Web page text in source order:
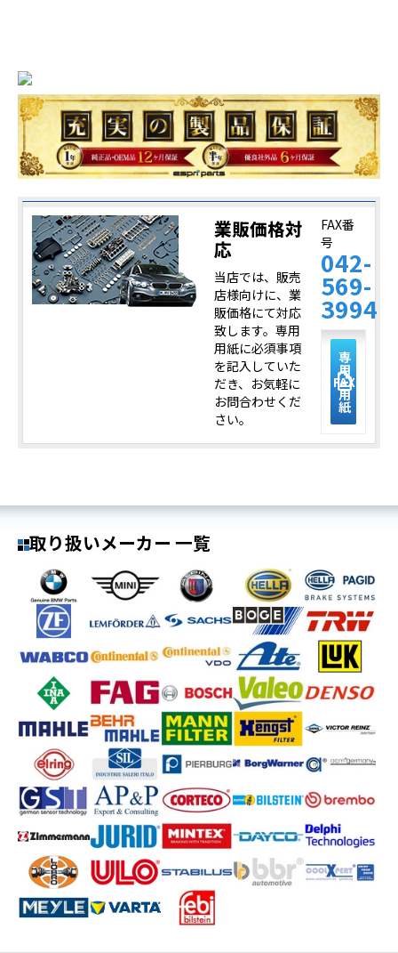
業販価格対
応
当店では、販売
店様向けに、業
販価格にて対応
致します。専用
用紙に必須事項
を記入していた
だき、お気軽に
お問合わせくだ
さい。
FAX番
号
042-
569-
3994
description
専
用
FAX
用
紙
取り扱いメーカー 一覧